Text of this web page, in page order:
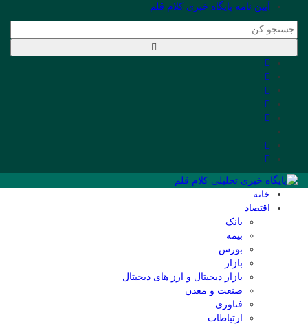
آیین نامه پایگاه خبری کلام قلم
خانه
اقتصاد
بانک
بیمه
بورس
بازار
بازار دیجیتال و ارز های دیجیتال
صنعت و معدن
فناوری
ارتباطات